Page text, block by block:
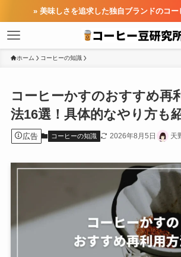
» 美味しさを追求した独自ブランドのコー
ホーム コーヒーの知識
コーヒーかすのおすすめ再
法16選！具体的なやり方も
広告 コーヒーの知識 2026年8月5日 天